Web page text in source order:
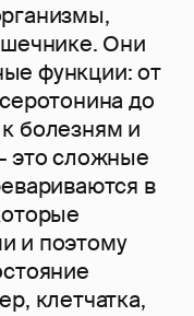
Они
функции: от
до
болезням и
это сложные
в
и поэтому
клетчатка,